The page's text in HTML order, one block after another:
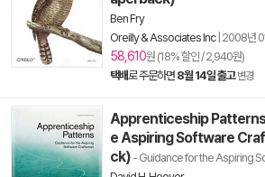
Ben Fry
Oreilly & Associates Inc| 2008년
58,610원 (18% 할인 / 2,940원)
택배로 주문하면 8월 14일 출고 변경
Apprenticeship
e Aspiring Software
ck) - Guidance for the Aspiring